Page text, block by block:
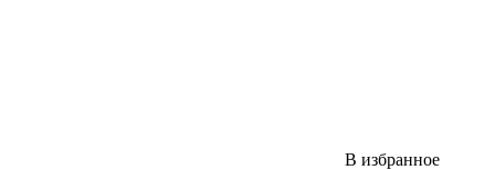
В избранное